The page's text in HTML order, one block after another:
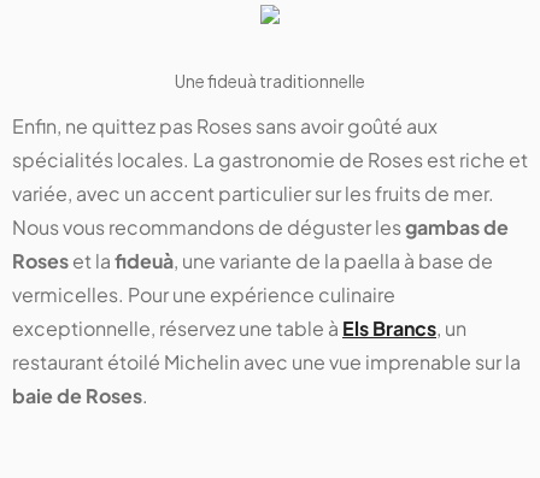
Une fideuà traditionnelle
Enfin, ne quittez pas Roses sans avoir goûté aux
spécialités locales. La gastronomie de Roses est riche et
variée, avec un accent particulier sur les fruits de mer.
Nous vous recommandons de déguster lesgambas de
Roseset lafideuà, une variante de la paella à base de
vermicelles. Pour une expérience culinaire
exceptionnelle, réservez une table à Els Brancs, un
restaurant étoilé Michelin avec une vue imprenable sur la
baie de Roses.